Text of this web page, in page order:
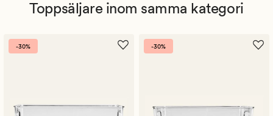
Toppsäljare inom samma kategori
-30% -30%